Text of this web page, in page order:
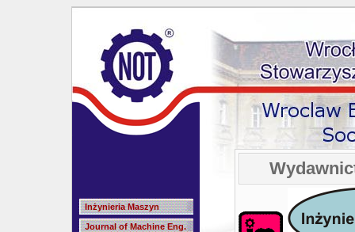
Inżynieria Maszyn
Journal of Machine Eng.